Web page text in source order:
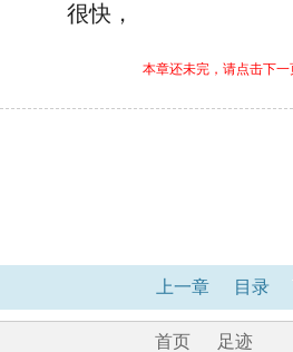
很快，
本章还未完，请点击下
上一章 目录
首页 足迹